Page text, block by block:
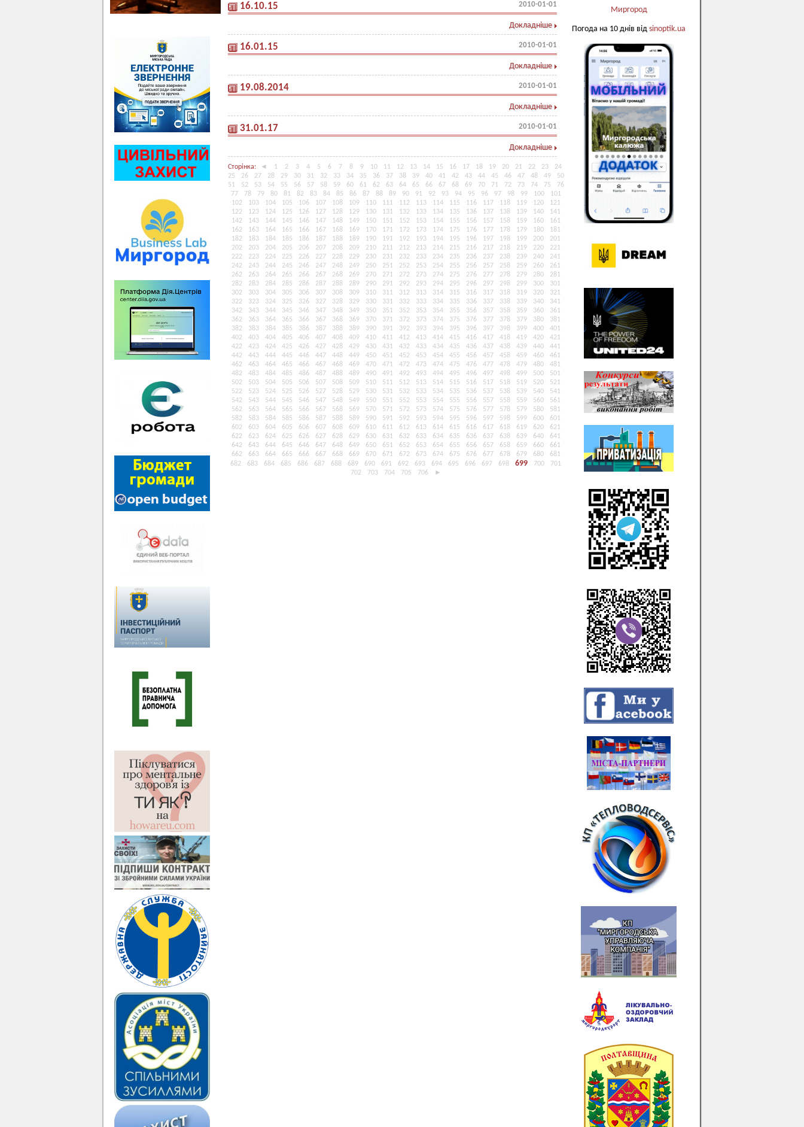
16.10.15 2010-01-01
Докладніше
16.01.15 2010-01-01
Докладніше
19.08.2014 2010-01-01
Докладніше
31.01.17 2010-01-01
Докладніше
Сторінка: ◄ 1 2 3 4 5 6 7 8 9 10 11 12 13 14 15 16 17 18 19 20 21 22 23
24
25
26 27 28 29 30 31 32 33 34 35 36 37 38 39 40 41 42 43 44 45 46 47 48 49
50
51
52 53 54 55 56 57 58 59 60 61 62 63 64 65 66 67 68 69 70 71 72 73 74 75
76
77
78 79 80 81 82 83 84 85 86 87 88 89 90 91 92 93 94 95 96 97 98 99 100
101
102
103 104 105 106 107 108 109 110 111 112 113 114 115 116 117 118 119 120
121
122
123 124 125 126 127 128 129 130 131 132 133 134 135 136 137 138 139 140
141
142
143 144 145 146 147 148 149 150 151 152 153 154 155 156 157 158 159 160
161
162
163 164 165 166 167 168 169 170 171 172 173 174 175 176 177 178 179 180
181
182
183 184 185 186 187 188 189 190 191 192 193 194 195 196 197 198 199 200
201
202
203 204 205 206 207 208 209 210 211 212 213 214 215 216 217 218 219 220
221
222
223 224 225 226 227 228 229 230 231 232 233 234 235 236 237 238 239 240
241
242
243 244 245 246 247 248 249 250 251 252 253 254 255 256 257 258 259 260
261
262
263 264 265 266 267 268 269 270 271 272 273 274 275 276 277 278 279 280
281
282
283 284 285 286 287 288 289 290 291 292 293 294 295 296 297 298 299 300
301
302
303 304 305 306 307 308 309 310 311 312 313 314 315 316 317 318 319 320
321
322
323 324 325 326 327 328 329 330 331 332 333 334 335 336 337 338 339 340
341
342
343 344 345 346 347 348 349 350 351 352 353 354 355 356 357 358 359 360
361
362
363 364 365 366 367 368 369 370 371 372 373 374 375 376 377 378 379 380
381
382
383 384 385 386 387 388 389 390 391 392 393 394 395 396 397 398 399 400
401
402
403 404 405 406 407 408 409 410 411 412 413 414 415 416 417 418 419 420
421
422
423 424 425 426 427 428 429 430 431 432 433 434 435 436 437 438 439 440
441
442
443 444 445 446 447 448 449 450 451 452 453 454 455 456 457 458 459 460
461
462
463 464 465 466 467 468 469 470 471 472 473 474 475 476 477 478 479 480
481
482
483 484 485 486 487 488 489 490 491 492 493 494 495 496 497 498 499 500
501
502
503 504 505 506 507 508 509 510 511 512 513 514 515 516 517 518 519 520
521
522
523 524 525 526 527 528 529 530 531 532 533 534 535 536 537 538 539 540
541
542
543 544 545 546 547 548 549 550 551 552 553 554 555 556 557 558 559 560
561
562
563 564 565 566 567 568 569 570 571 572 573 574 575 576 577 578 579 580
581
582
583 584 585 586 587 588 589 590 591 592 593 594 595 596 597 598 599 600
601
602
603 604 605 606 607 608 609 610 611 612 613 614 615 616 617 618 619 620
621
622
623 624 625 626 627 628 629 630 631 632 633 634 635 636 637 638 639 640
641
642
643 644 645 646 647 648 649 650 651 652 653 654 655 656 657 658 659 660
661
662
663 664 665 666 667 668 669 670 671 672 673 674 675 676 677 678 679 680
681
682
683 684 685 686 687 688 689 690 691 692 693 694 695 696 697 698 699 700
701
702
703 704 705 706 ►
Миргород
Погода на 10 днів від sinoptik.ua